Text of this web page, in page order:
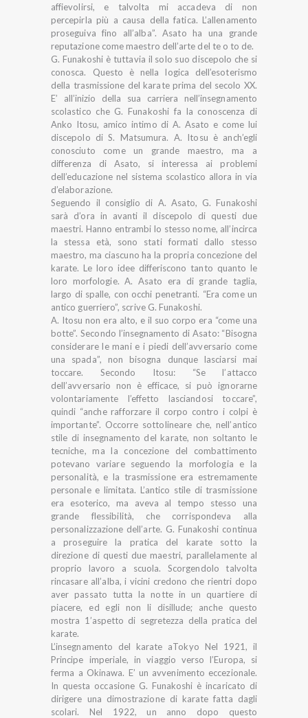
affievolirsi, e talvolta mi accadeva di non
percepirla più a causa della fatica. L’allenamento
proseguiva fino all’alba”. Asato ha una grande
reputazione come maestro dell’arte del te o to de.
G. Funakoshi è tuttavia il solo suo discepolo che si
conosca. Questo è nella logica dell’esoterismo
della trasmissione del karate prima del secolo XX.
E’ all’inizio della sua carriera nell’insegnamento
scolastico che G. Funakoshi fa la conoscenza di
Anko Itosu, amico intimo di A. Asato e come lui
discepolo di S. Matsumura. A. Itosu è anch’egli
conosciuto come un grande maestro, ma a
differenza di Asato, si interessa ai problemi
dell’educazione nel sistema scolastico allora in via
d’elaborazione.
Seguendo il consiglio di A. Asato, G. Funakoshi
sarà d’ora in avanti il discepolo di questi due
maestri. Hanno entrambi lo stesso nome, all’incirca
la stessa età, sono stati formati dallo stesso
maestro, ma ciascuno ha la propria concezione del
karate. Le loro idee differiscono tanto quanto le
loro morfologie. A. Asato era di grande taglia,
largo di spalle, con occhi penetranti. “Era come un
antico guerriero”, scrive G. Funakoshi.
A. Itosu non era alto, e il suo corpo era “come una
botte”. Secondo l’insegnamento di Asato: “Bisogna
considerare le mani e i piedi dell’avversario come
una spada”, non bisogna dunque lasciarsi mai
toccare. Secondo Itosu: “Se l’attacco
dell’avversario non è efficace, si può ignorarne
volontariamente l’effetto lasciandosi toccare”,
quindi “anche rafforzare il corpo contro i colpi è
importante”. Occorre sottolineare che, nell’antico
stile di insegnamento del karate, non soltanto le
tecniche, ma la concezione del combattimento
potevano variare seguendo la morfologia e la
personalità, e la trasmissione era estremamente
personale e limitata. L’antico stile di trasmissione
era esoterico, ma aveva al tempo stesso una
grande flessibilità, che corrispondeva alla
personalizzazione dell’arte. G. Funakoshi continua
a proseguire la pratica del karate sotto la
direzione di questi due maestri, parallelamente al
proprio lavoro a scuola. Scorgendolo talvolta
rincasare all’alba, i vicini credono che rientri dopo
aver passato tutta la notte in un quartiere di
piacere, ed egli non li disillude; anche questo
mostra 1’aspetto di segretezza della pratica del
karate.
L’insegnamento del karate aTokyo Nel 1921, il
Principe imperiale, in viaggio verso l’Europa, si
ferma a Okinawa. E’ un avvenimento eccezionale.
In questa occasione G. Funakoshi è incaricato di
dirigere una dimostrazione di karate fatta dagli
scolari. Nel 1922, un anno dopo questo